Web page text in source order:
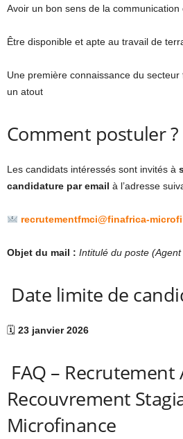
Avoir un bon sens de la communication
Être disponible et apte au travail de
Une première connaissance du
un atout
Comment postuler ?
Les candidats intéressés sont invités à
candidature par email à l’adresse
recrutementfmci@finafrica-
Objet du mail : Intitulé du poste
Date limite de
🗓 23 janvier 2026
FAQ – Recrutement
Recouvrement
Microfinance